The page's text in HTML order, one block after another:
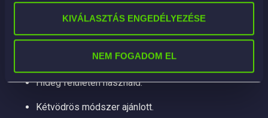
KIVÁLASZTÁS ENGEDÉLYEZÉSE
NEM FOGADOM EL
Teljes aktiválódás:7 óra.
3. Öblítésmentes mosáshoz
1:65 – 1:99(150–100 ml / 10 L).
Hideg felületen használd.
Kétvödrös módszer ajánlott.